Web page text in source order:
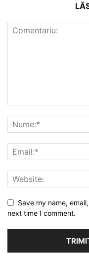
Save my name,
next time I comment.